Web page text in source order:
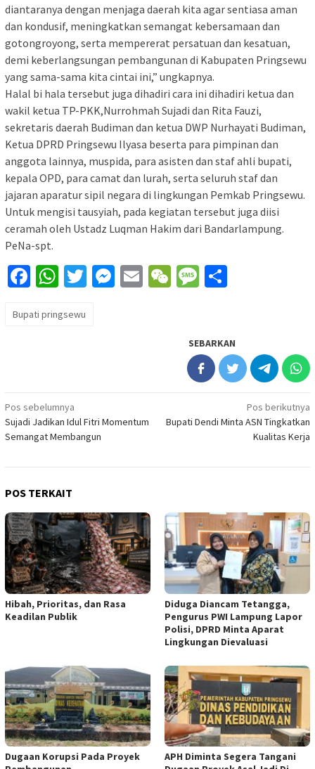
diantaranya dengan menjaga daerah kita agar sentiasa aman
dan kondusif, meningkatkan semangat kebersamaan dan
gotongroyong, serta mempererat persatuan dan kesatuan,
demi keberlangsungan pembangunan di Kabupaten Pringsewu
yang sama-sama kita cintai ini,” ungkapnya.
Halal bi hala tersebut juga dihadiri cara ini dihadiri ketua dan
wakil ketua TP-PKK,Nurrohmah Sujadi dan Rita Fauzi,
sekretaris daerah Budiman dan ketua DWP Nurhayati Budiman,
Ketua DPRD Pringsewu Ilyasa beserta para pimpinan dan
anggota lainnya, muspida, para asisten dan staf ahli bupati,
kepala OPD, para camat dan lurah, serta seluruh staf dan
jajaran aparatur sipil negara di lingkungan Pemkab Pringsewu.
Untuk mengisi tausyiah, pada kegiatan tersebut juga diisi
ceramah oleh Ustadz Luqman Hakim dari Bandarlampung.
PeNa-spt.
Facebook
WhatsApp
Twitter
Messenger
EmailWeChatMessage
Bupati pringsewu
SEBARKAN
Navigasi
pos
Pos sebelumnya
Sujadi Jadikan Idul Fitri Momentum
Semangat Membangun
Pos berikutnya
Bupati Dendi Minta ASN Tingkatkan
Kualitas Kerja
POS TERKAIT
Hibah, Prioritas, dan Rasa
Keadilan Publik
Diduga Diancam Tetangga,
Pengurus PWI Lampung Lapor
Polisi, DPRD Minta Aparat
Lingkungan Dievaluasi
Dugaan Korupsi Pada Proyek
APH Diminta Segera Tangani